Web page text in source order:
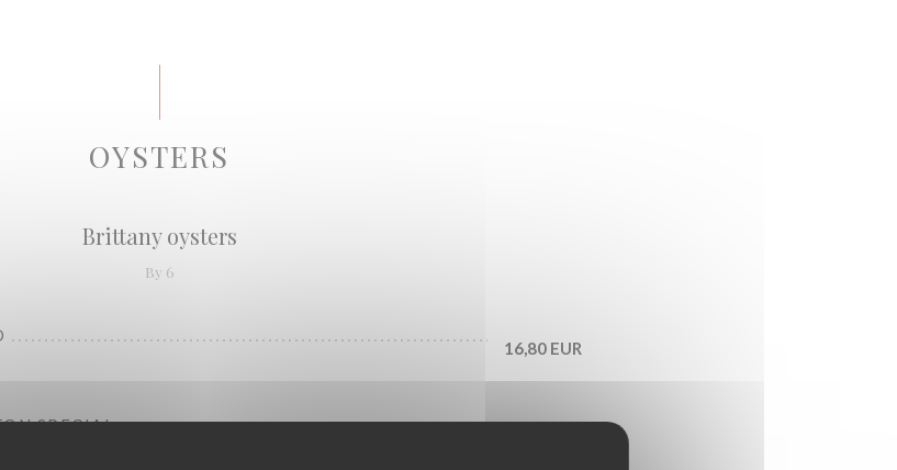
OYSTERS
Brittany oysters
By 6
16,80 EUR
SPECIAL